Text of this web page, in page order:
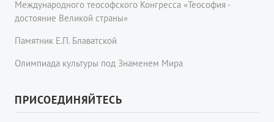
Международного теософского Конгресса «Теософия -
достояние Великой страны»
Памятник Е.П. Блаватской
Олимпиада культуры под Знаменем Мира
ПРИСОЕДИНЯЙТЕСЬ